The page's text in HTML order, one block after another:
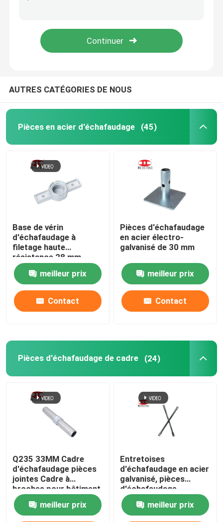
Échafaudage Jack Base
Lien Rod System de coffrage
Bride de coffrage
Coupleur pressé par échafaudage
Accessoires de coffrage
Coupleur forgé par échafaudage
Lit de plate-forme de taille de la Reine
AUTRES CATÉGORIES DE NOUS
Pièces en acier d'échafaudage (45)
Base de vérin
d'échafaudage à
filetage haute
résistance 28 mm
meilleur prix
Contact
Pièces d'échafaudage
en acier électro-
galvanisé de 30 mm
meilleur prix
Contact
Pièces d'échafaudage de cadre (24)
Q235 33MM Cadre
d'échafaudage pièces
jointes Cadre à
broches pour bâtiment
meilleur prix
Entretoises
d'échafaudage en acier
galvanisé, pièces
d'échafaudage
meilleur prix